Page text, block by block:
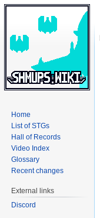
Home
List of STGs
Hall of Records
Video Index
Glossary
Recent changes
External links
Discord